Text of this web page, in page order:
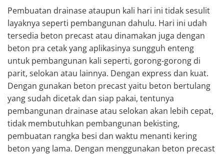
Pembuatan drainase ataupun kali hari ini tidak sesulit
layaknya seperti pembangunan dahulu. Hari ini udah
tersedia beton precast atau dinamakan juga dengan
beton pra cetak yang aplikasinya sungguh enteng
untuk pembangunan kali seperti, gorong-gorong di
parit, selokan atau lainnya. Dengan express dan kuat.
Dengan gunakan beton precast yaitu beton bertulang
yang sudah dicetak dan siap pakai, tentunya
pembangunan drainase atau selokan akan lebih cepat,
tidak membutuhkan pembangunan bekisting,
pembuatan rangka besi dan waktu menanti kering
beton yang lama. Dengan menggunakan beton precast